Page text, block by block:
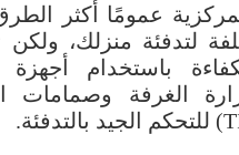
عمومًا أكثر
لتدفئة منزلك، ولكن
باستخدام أجهزة
الغرفة وصمامات